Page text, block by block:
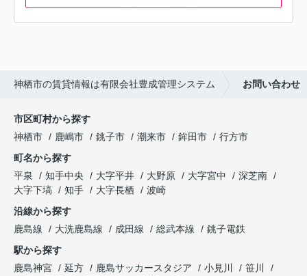
神栖市の賃貸情報は有限会社豊成管理システム お問い合わせ
市区町村から探す
神栖市
鹿嶋市 銚子市 潮来市 鉾田市
行方市
町名から探す
平泉
知手中央 大字平井 大野原 大字宮中
深芝南
大字下塙
知手 大字長栖
波崎
沿線から探す
鹿島線
大洗鹿島線 成田線 総武本線
銚子電鉄
駅から探す
鹿島神宮
延方 鹿島サッカースタジア 小見川
笹川